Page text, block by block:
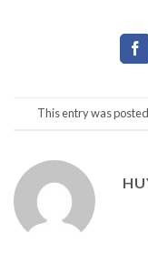
This entry was